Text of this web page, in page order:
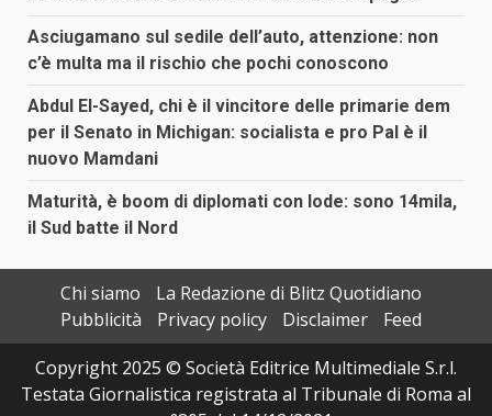
Asciugamano sul sedile dell’auto, attenzione: non
c’è multa ma il rischio che pochi conoscono
Abdul El-Sayed, chi è il vincitore delle primarie dem
per il Senato in Michigan: socialista e pro Pal è il
nuovo Mamdani
Maturità, è boom di diplomati con lode: sono 14mila,
il Sud batte il Nord
Chi siamo
La Redazione di Blitz Quotidiano
Pubblicità
Privacy policy Disclaimer
Feed
Copyright 2025 © Società Editrice Multimediale S.r.l.
Testata Giornalistica registrata al Tribunale di Roma al